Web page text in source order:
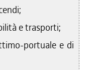
e trasporti;
portuale e di